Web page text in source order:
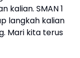
kalian. SMAN 1
langkah kalian
Mari kita terus